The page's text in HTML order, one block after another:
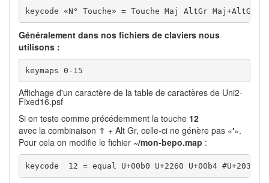
keycode «N° Touche» = Touche Maj AltGr
Généralement dans nos fichiers de claviers nous
utilisons :
keymaps 0-15
Affichage d'un caractère de la table de caractères de Uni2-
Fixed16.psf
Si on teste comme précédemment la touche 12
avec la combinaison ⇑ + Alt Gr, celle-ci ne génère pas «′».
Pour cela on modifie le fichier ~/mon-bepo.map :
keycode  12 = equal U+00b0 U+2260 U+00b4 #U+2032